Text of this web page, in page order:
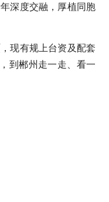
深度交融，厚植同胞
现有规上台资及配套
到郴州走一走、看一